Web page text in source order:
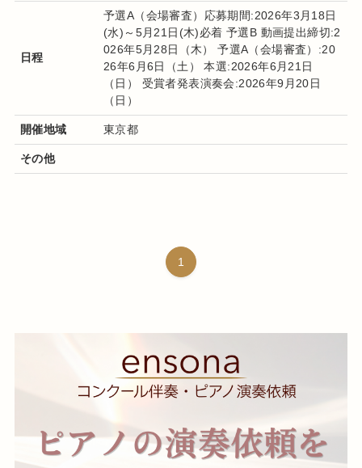
日程
予選A（会場審査）応募期間:2026年3月18日
(水)～5月21日(木)必着 予選B 動画提出締切:2
026年5月28日（木） 予選A（会場審査）:20
26年6月6日（土） 本選:2026年6月21日
（日） 受賞者発表演奏会:2026年9月20日
（日）
開催地域 東京都
その他
1